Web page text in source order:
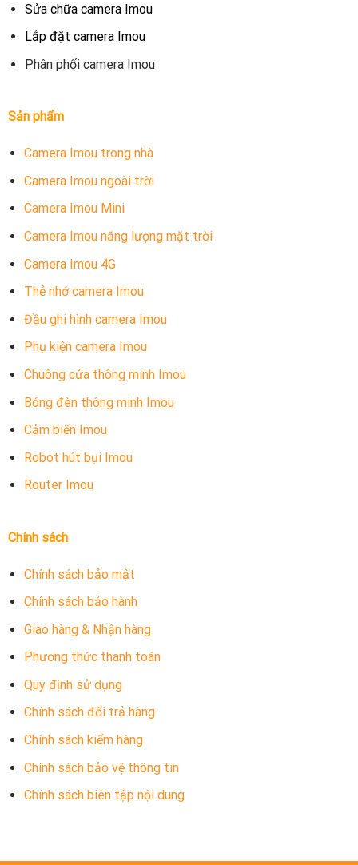
Sửa chữa camera Imou
Lắp đặt camera Imou
Phân phối camera Imou
Sản phẩm
Camera Imou trong nhà
Camera Imou ngoài trời
Camera Imou Mini
Camera Imou năng lượng mặt trời
Camera Imou 4G
Thẻ nhớ camera Imou
Đầu ghi hình camera Imou
Phụ kiện camera Imou
Chuông cửa thông minh Imou
Bóng đèn thông minh Imou
Cảm biến Imou
Robot hút bụi Imou
Router Imou
Chính sách
Chính sách bảo mật
Chính sách bảo hành
Giao hàng & Nhận hàng
Phương thức thanh toán
Quy định sử dụng
Chính sách đổi trả hàng
Chính sách kiểm hàng
Chính sách bảo vệ thông tin
Chính sách biên tập nội dung